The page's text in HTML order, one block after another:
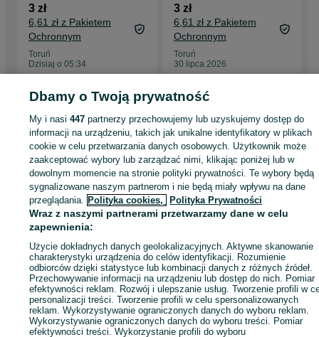
3 zł
6,61 zł z Pakietem
Ochronnym
Toruń
Dzisiaj o 05:34
3 zł
6,61 zł z Pakietem
Ochronnym
Toruń
30 lipca 2026
Pozostałe Artykuły szkolne - Kujawsko-pomorskie
Pozostałe Artykuły szkolne
Toruń
KATEGORIA
ID:936744123 Wyświetlenia:
Wyślij wiadomość
Dbamy o Twoją prywatność
My i nasi447 partnerzy przechowujemy lub uzyskujemy dostęp do
informacji na urządzeniu, takich jak unikalne identyfikatory w plikach
cookie w celu przetwarzania danych osobowych. Użytkownik może
zaakceptować wybory lub zarządzać nimi, klikając poniżej lub w
dowolnym momencie na stronie polityki prywatności. Te wybory będą
sygnalizowane naszym partnerom i nie będą miały wpływu na dane
przeglądania. Polityka cookies, Polityka Prywatności
Wraz z naszymi partnerami przetwarzamy dane w celu
zapewnienia:
Użycie dokładnych danych geolokalizacyjnych. Aktywne skanowanie
charakterystyki urządzenia do celów identyfikacji. Rozumienie
odbiorców dzięki statystyce lub kombinacji danych z różnych źródeł.
Przechowywanie informacji na urządzeniu lub dostęp do nich. Pomiar
efektywności reklam. Rozwój i ulepszanie usług. Tworzenie profili w
personalizacji treści. Tworzenie profili w celu spersonalizowanych
reklam. Wykorzystywanie ograniczonych danych do wyboru reklam.
Wykorzystywanie ograniczonych danych do wyboru treści. Pomiar
efektywności treści. Wykorzystanie profili do wyboru